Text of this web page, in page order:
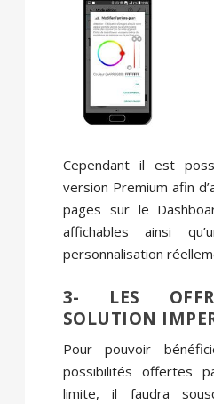
Cependant il est
version Premium afin
pages sur le
affichables ainsi
personnalisation
3- LES
SOLUTION
Pour pouvoir
possibilités offertes
limite, il faudra